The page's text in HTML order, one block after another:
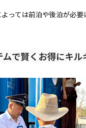
っては前泊や後泊が必要
で賢くお得にキル